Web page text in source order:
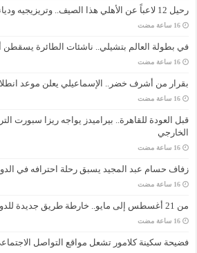
رحيل 12 لاعباً عن الأهلي هذا الصيف.. وتريزيجيه وديانج وبن رمضان في المقدمة
‏16 ساعة مضت
في بطولة العالم بتشيلي.. ناشئات الطائرة يسقطن
‏16 ساعة مضت
بقرار من أشرف خضر.. الإسماعيلي يعلن موعد
‏16 ساعة مضت
قبل العودة للقاهرة.. بيراميدز يواجه ريزا سبورت
الخارجي
‏16 ساعة مضت
زفاف حسام عبد المجيد يسبق رحلة احترافه في
‏16 ساعة مضت
من 21 أغسطس إلى مايو.. خارطة طريق جديدة للدوري المصري
‏16 ساعة مضت
فضيحة سكينة كلامور تشعل مواقع التواصل